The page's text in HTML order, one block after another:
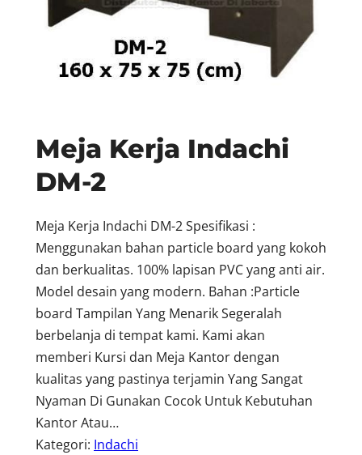
Meja Kerja Indachi
DM-2
Meja Kerja Indachi DM-2 Spesifikasi :
Menggunakan bahan particle board yang kokoh
dan berkualitas. 100% lapisan PVC yang anti air.
Model desain yang modern. Bahan :Particle
board Tampilan Yang Menarik Segeralah
berbelanja di tempat kami. Kami akan
memberi Kursi dan Meja Kantor dengan
kualitas yang pastinya terjamin Yang Sangat
Nyaman Di Gunakan Cocok Untuk Kebutuhan
Kantor Atau…
Kategori: Indachi